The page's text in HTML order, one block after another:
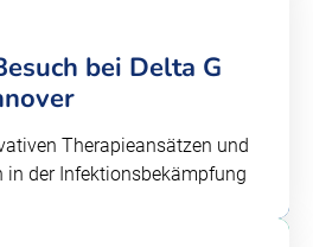
bei Delta G
Therapieansätzen und
in der Infektionsbekämpfung